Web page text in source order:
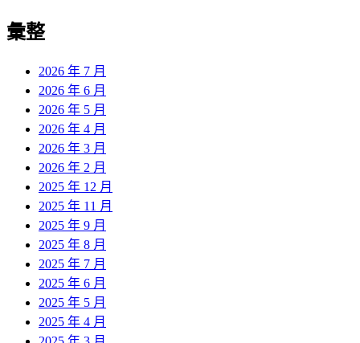
彙整
2026 年 7 月
2026 年 6 月
2026 年 5 月
2026 年 4 月
2026 年 3 月
2026 年 2 月
2025 年 12 月
2025 年 11 月
2025 年 9 月
2025 年 8 月
2025 年 7 月
2025 年 6 月
2025 年 5 月
2025 年 4 月